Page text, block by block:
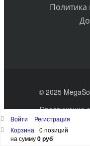
Политика
© 2025
Продвижение
Войти
Регистрация
Корзина
0 позиций
на сумму0 руб